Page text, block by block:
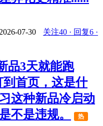
2026-07-30
关注40 · 回复6 ·
品3天就能跑
首页，这是什
这种新品冷启动
不是违规。
热